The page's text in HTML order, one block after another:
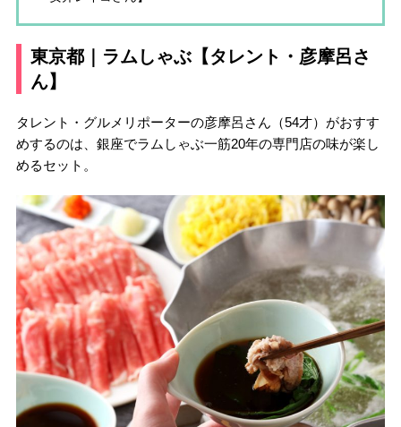
東京都｜ラムしゃぶ【タレント・彦摩呂さ
ん】
タレント・グルメリポーターの彦摩呂さん（54才）がおすす
めするのは、銀座でラムしゃぶ一筋20年の専門店の味が楽し
めるセット。